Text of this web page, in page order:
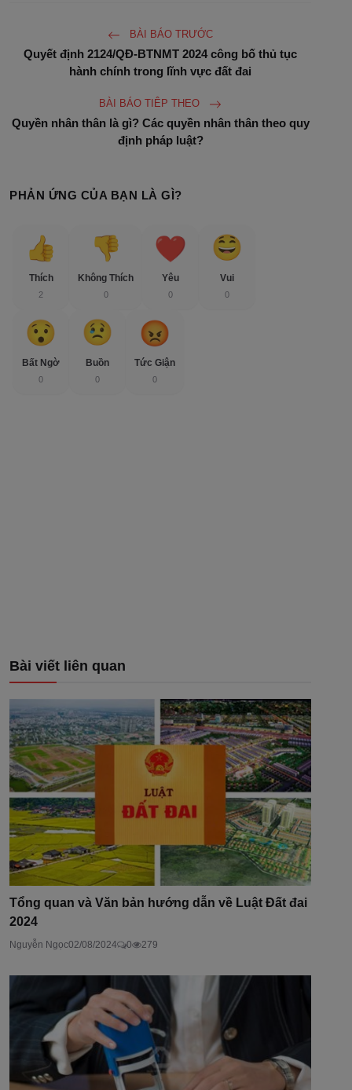
BÀI BÁO TRƯỚC
Quyết định 2124/QĐ-BTNMT 2024 công bố thủ tục
hành chính trong lĩnh vực đất đai
BÀI BÁO TIÊP THEO
Quyền nhân thân là gì? Các quyền nhân thân theo quy
định pháp luật?
PHẢN ỨNG CỦA BẠN LÀ GÌ?
Thích
2
Không Thích
0
Yêu
0
Vui
0
Bất Ngờ
0
Buồn
0
Tức Giận
0
Bài viết liên quan
Tổng quan và Văn bản hướng dẫn về Luật Đất đai
2024
Nguyễn Ngọc02/08/2024 0 279